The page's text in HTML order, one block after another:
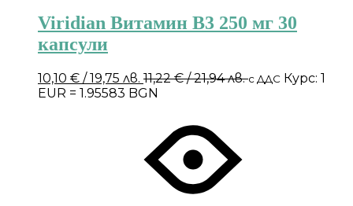
Viridian Витамин B3 250 мг 30
капсули
10,10 € / 19,75 лв. 11,22€/ 21,94 лв.с ДДС Курс: 1
EUR = 1.95583 BGN